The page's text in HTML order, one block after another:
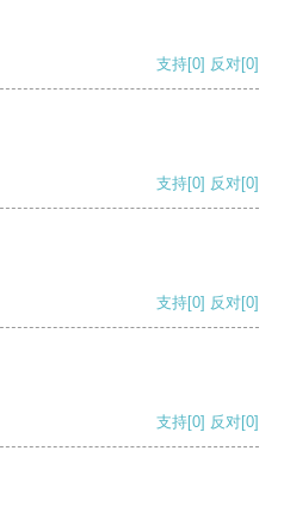
支持[0] 反对[0]
支持[0] 反对[0]
支持[0] 反对[0]
支持[0] 反对[0]